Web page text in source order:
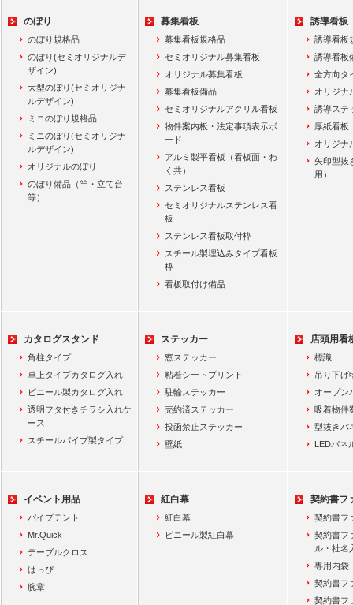
のぼり
のぼり規格品
のぼり(セミオリジナルデ
ザイン)
大型のぼり(セミオリジナ
ルデザイン)
ミニのぼり規格品
ミニのぼり(セミオリジナ
ルデザイン)
オリジナルのぼり
のぼり備品（竿・立て台
等）
募集看板
募集看板規格品
セミオリジナル募集看板
オリジナル募集看板
募集看板備品
セミオリジナルアクリル看板
物件案内板・法定事項表示ボ
ード
アルミ製平看板（看板面・わ
く共）
ステンレス看板
セミオリジナルステンレス看
板
ステンレス看板取付枠
スチール製埋込みタイプ看板
枠
看板取付け備品
誘導看板
誘導看板
誘導看板
全方向タ
オリジナ
誘導ステ
厚紙看板
オリジナ
矢印型抜
用）
カタログスタンド
角柱タイプ
卓上タイプカタログ入れ
ビニール製カタログ入れ
透明フタ付きチラシ入れケ
ース
スチールパイプ製タイプ
ステッカー
窓ステッカー
粘着シートプリント
駐輪ステッカー
売約済ステッカー
投函禁止ステッカー
壁紙
店頭用看
標識
吊り下げ
オープン
吸着物件
型抜きパ
LEDパネ
イベント用品
パイプテント
Mr.Quick
テーブルクロス
はっぴ
腕章
紅白幕
紅白幕
ビニール製紅白幕
契約書フ
契約書フ
契約書フ
ル・社名
専用内袋
契約書フ
契約書フ